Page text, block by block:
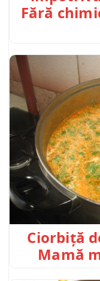
Fără
Ciorbiță
Mamă